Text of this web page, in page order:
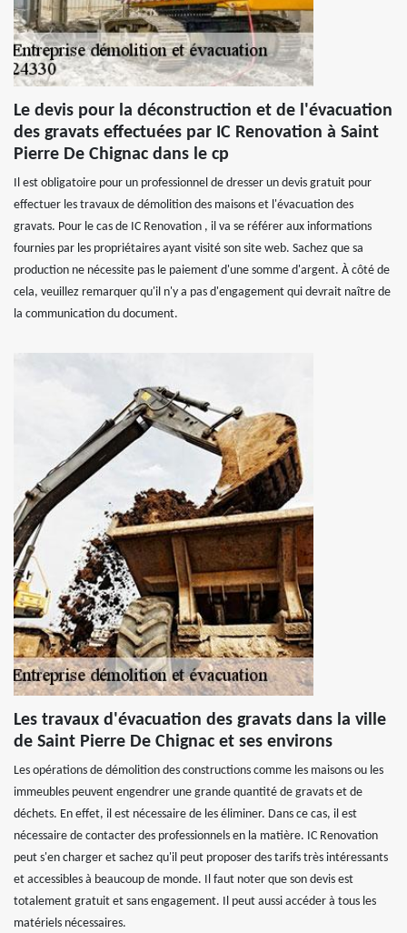
Le devis pour la déconstruction et de l'évacuation
des gravats effectuées par IC Renovation à Saint
Pierre De Chignac dans le cp
Il est obligatoire pour un professionnel de dresser un devis gratuit pour
effectuer les travaux de démolition des maisons et l'évacuation des
gravats. Pour le cas de IC Renovation , il va se référer aux informations
fournies par les propriétaires ayant visité son site web. Sachez que sa
production ne nécessite pas le paiement d'une somme d'argent. À côté de
cela, veuillez remarquer qu'il n'y a pas d'engagement qui devrait naître de
la communication du document.
Les travaux d'évacuation des gravats dans la ville
de Saint Pierre De Chignac et ses environs
Les opérations de démolition des constructions comme les maisons ou les
immeubles peuvent engendrer une grande quantité de gravats et de
déchets. En effet, il est nécessaire de les éliminer. Dans ce cas, il est
nécessaire de contacter des professionnels en la matière. IC Renovation
peut s'en charger et sachez qu'il peut proposer des tarifs très intéressants
et accessibles à beaucoup de monde. Il faut noter que son devis est
totalement gratuit et sans engagement. Il peut aussi accéder à tous les
matériels nécessaires.